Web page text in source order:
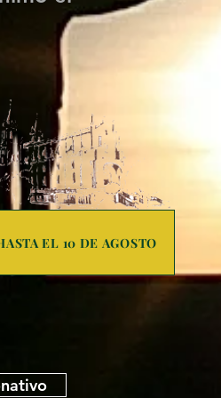
EL 10 DE AGOSTO